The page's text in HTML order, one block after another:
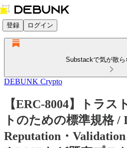
登録 ログイン
Substackで気が散ら
DEBUNK Crypto
【ERC-8004】トラ
トのための標準規格 /
Reputation・